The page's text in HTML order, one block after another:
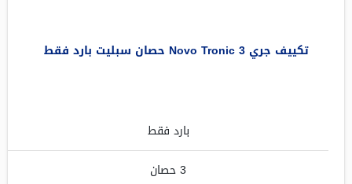
تكييف جري Novo Tronic 3 حصان سبليت بارد فقط
بارد فقط
3 حصان